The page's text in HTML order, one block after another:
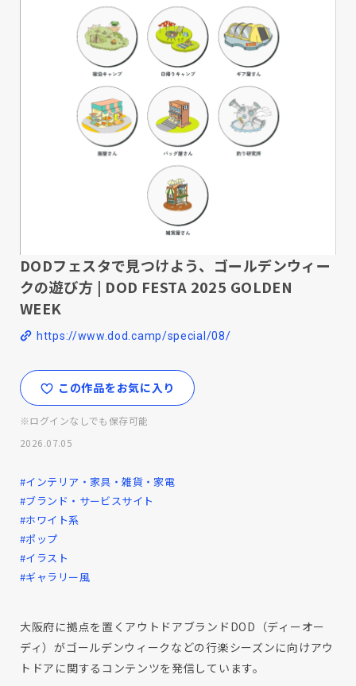
DODフェスタで見つけよう、ゴールデンウィー
クの遊び方 | DOD FESTA 2025 GOLDEN
WEEK
https://www.dod.camp/special/08/
この作品をお気に入り
※ログインなしでも保存可能
2026.07.05
#インテリア・家具・雑貨・家電
#ブランド・サービスサイト
#ホワイト系
#ポップ
#イラスト
#ギャラリー風
大阪府に拠点を置くアウトドアブランドDOD（ディーオー
ディ）がゴールデンウィークなどの行楽シーズンに向けアウ
トドアに関するコンテンツを発信しています。